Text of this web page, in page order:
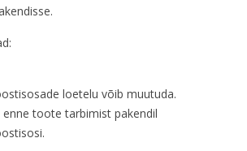
loetelu võib muutuda.
enne toote tarbimist pakendil